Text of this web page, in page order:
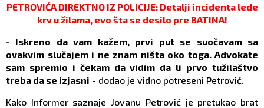
PETROVIĆA DIREKTNO IZ POLICIJE: Detalji incidenta lede
krv u žilama, evo šta se desilo pre BATINA!
- Iskreno da vam kažem, prvi put se suočavam sa
ovakvim slučajem i ne znam ništa oko toga. Advokate
sam spremio i čekam da vidim da li prvo tužilaštvo
treba da se izjasni - dodao je vidno potreseni Petrović.
Kako Informer saznaje Jovanu Petrović je pretukao brat